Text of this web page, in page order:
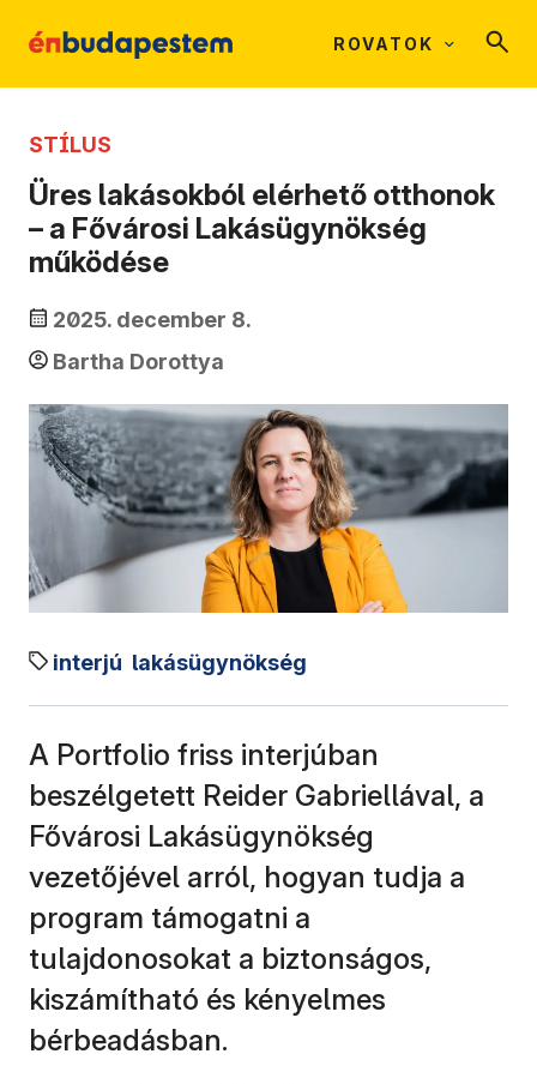
ROVATOK
STÍLUS
Üres lakásokból elérhető otthonok
– a Fővárosi Lakásügynökség
működése
2025. december 8.
Bartha Dorottya
interjú lakásügynökség
A Portfolio friss interjúban
beszélgetett Reider Gabriellával, a
Fővárosi Lakásügynökség
vezetőjével arról, hogyan tudja a
program támogatni a
tulajdonosokat a biztonságos,
kiszámítható és kényelmes
bérbeadásban.